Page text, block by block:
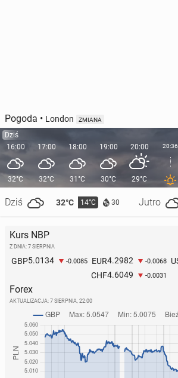
Pogoda • London ZMIANA
Dziś
16:00
32°C
Dziś 32°C 14°C 30 Jutro
17:00
32°C
18:00
31°C
19:00
30°C
20:00
29°C
20:36
Kurs NBP
Z DNIA: 7 SIERPNIA
GBP5.0134 -0.0085 EUR4.2982 -0.0068
CHF4.6049 -0.0031
Forex
AKTUALIZACJA: 7 SIERPNIA, 22:00